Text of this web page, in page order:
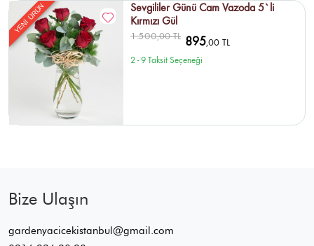
YENİ ÜRÜN
Sevgililer Günü Cam Vazoda 5`li
Kırmızı Gül
1.500,00 TL 895,00 TL
2 - 9 Taksit Seçeneği
Bize Ulaşın
gardenyacicekistanbul@gmail.com